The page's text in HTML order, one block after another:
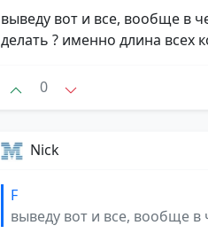
выведу вот и все, вообще в
делать ? именно длина всех
0
Nick
F
выведу вот и все, вообще в